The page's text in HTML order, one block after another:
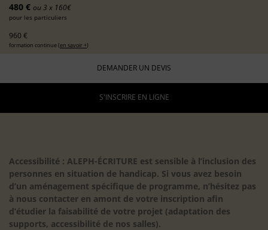
480 € ou 3 x 160€
pour les particuliers
960 €
formation continue (en savoir +)
DEMANDER UN DEVIS
S'INSCRIRE EN LIGNE
Accessibilité : ALEPH-ÉCRITURE est sensible à l’inclusion des
personnes en situation de handicap. Si vous avez besoin
d’un aménagement spécifique de programme, n’hésitez pas
à nous contacter en amont de votre inscription afin
d’étudier la faisabilité de votre projet (adaptation des
supports, accessibilité de nos salles).